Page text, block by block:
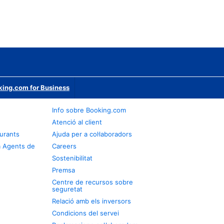
for Business
Agents de
Info sobre Booking.com
Atenció al client
Ajuda per a col·laboradors
Careers
Sostenibilitat
Premsa
Centre de recursos sobre
seguretat
Relació amb els inversors
Condicions del servei